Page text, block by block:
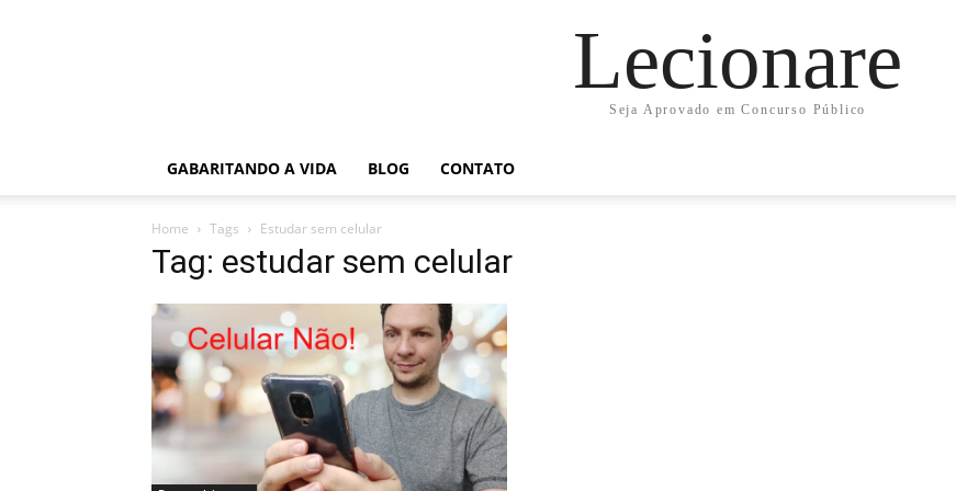
Lecionare
Seja Aprovado em Concurso Público
GABARITANDO A VIDA BLOG CONTATO
Home Tags Estudar sem celular
Tag: estudar sem celular